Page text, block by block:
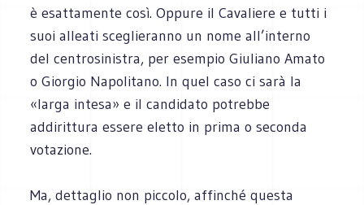
è esattamente così. Oppure il Cavaliere e tutti i
suoi alleati sceglieranno un nome all’interno
del centrosinistra, per esempio Giuliano Amato
o Giorgio Napolitano. In quel caso ci sarà la
«larga intesa» e il candidato potrebbe
addirittura essere eletto in prima o seconda
votazione.
Ma, dettaglio non piccolo, affinché questa